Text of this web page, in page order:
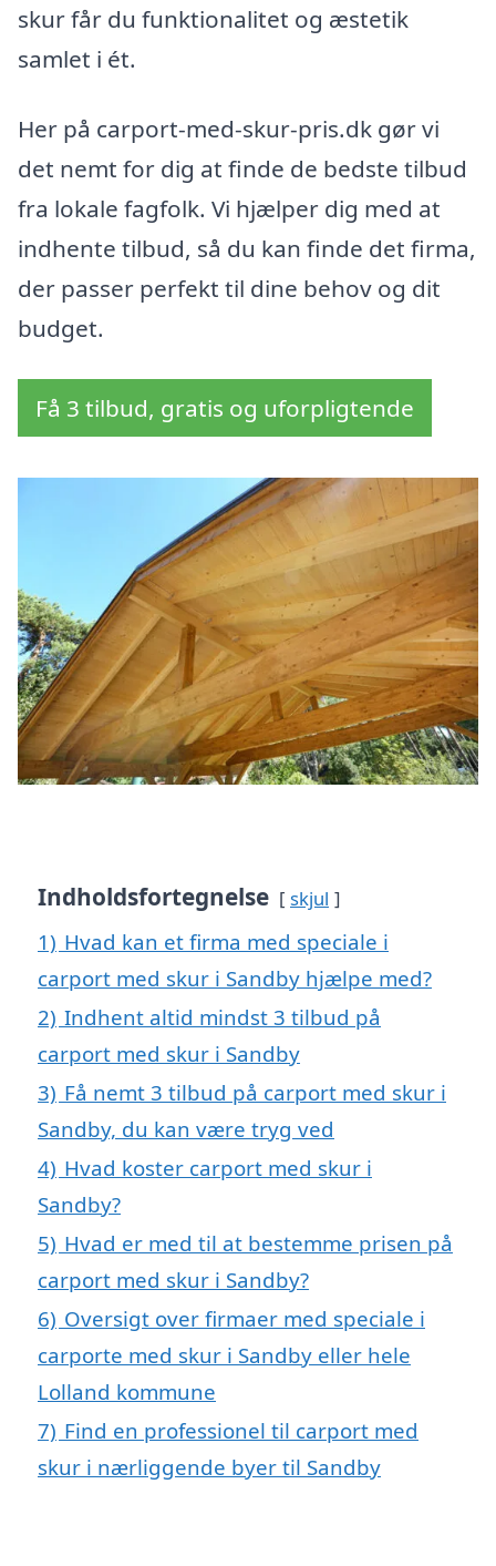
skur får du funktionalitet og æstetik
samlet i ét.
Her på carport-med-skur-pris.dk gør vi
det nemt for dig at finde de bedste tilbud
fra lokale fagfolk. Vi hjælper dig med at
indhente tilbud, så du kan finde det firma,
der passer perfekt til dine behov og dit
budget.
Få 3 tilbud, gratis og uforpligtende
Indholdsfortegnelse skjul
1) Hvad kan et firma med speciale i
carport med skur i Sandby hjælpe med?
2) Indhent altid mindst 3 tilbud på
carport med skur i Sandby
3) Få nemt 3 tilbud på carport med skur i
Sandby, du kan være tryg ved
4) Hvad koster carport med skur i
Sandby?
5) Hvad er med til at bestemme prisen på
carport med skur i Sandby?
6) Oversigt over firmaer med speciale i
carporte med skur i Sandby eller hele
Lolland kommune
7) Find en professionel til carport med
skur i nærliggende byer til Sandby